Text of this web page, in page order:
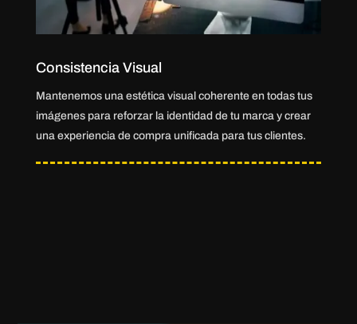
Consistencia Visual
Mantenemos una estética visual coherente en todas tus
imágenes para reforzar la identidad de tu marca y crear
una experiencia de compra unificada para tus clientes.